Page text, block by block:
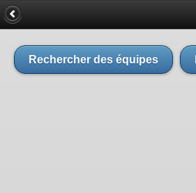
Rechercher des équipes